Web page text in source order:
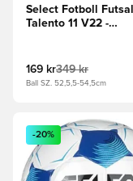
Select Fotboll Futsal
Talento 11 V22 -
169 kr349 kr
Ball SZ. 52,5,5-54,5cm
Öppnar en Modal
-20%